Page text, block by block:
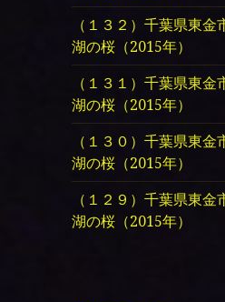
（１３２）千葉県東金
湖の桜（2015年）
（１３１）千葉県東金
湖の桜（2015年）
（１３０）千葉県東金
湖の桜（2015年）
（１２９）千葉県東金
湖の桜（2015年）